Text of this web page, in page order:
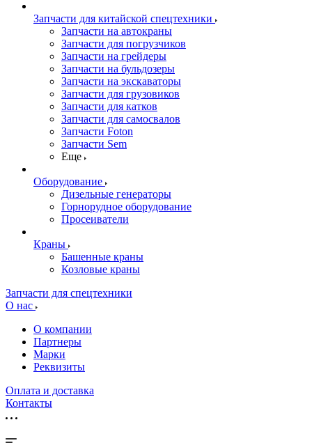
Запчасти для китайской спецтехники
Запчасти на автокраны
Запчасти для погрузчиков
Запчасти на грейдеры
Запчасти на бульдозеры
Запчасти на экскаваторы
Запчасти для грузовиков
Запчасти для катков
Запчасти для самосвалов
Запчасти Foton
Запчасти Sem
Еще
Оборудование
Дизельные генераторы
Горнорудное оборудование
Просеиватели
Краны
Башенные краны
Козловые краны
Запчасти для спецтехники
О нас
О компании
Партнеры
Марки
Реквизиты
Оплата и доставка
Контакты